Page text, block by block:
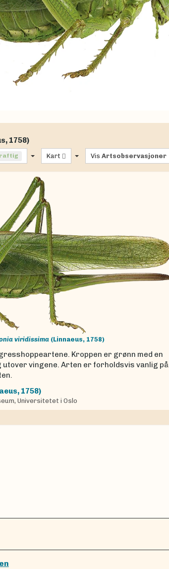
1758)
Kart VisArtsobservasjoner
viridissima (Linnaeus, 1758)
Kroppen er grønn med en
vingene. Arten er forholdsvis vanlig på
1758)
Universitetet i Oslo